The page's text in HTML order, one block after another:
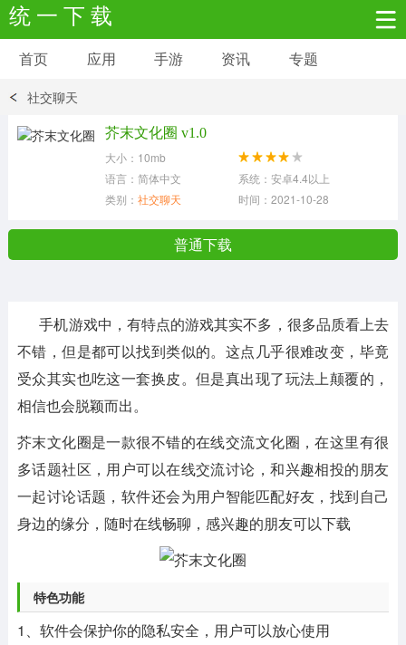
统 一 下 载
安卓应用 安卓游戏
系统工具 其它应用
首页 应用 手游 资讯 专题
社交聊天
芥末文化圈 v1.0
大小：10mb
语言：简体中文
系统：安卓4.4以上
类别： 社交聊天 时间：2021-10-28
普通下载
手机游戏中，有特点的游戏其实不多，很多品质看上去
不错，但是都可以找到类似的。这点几乎很难改变，毕竟
受众其实也吃这一套换皮。但是真出现了玩法上颠覆的，
相信也会脱颖而出。
芥末文化圈是一款很不错的在线交流文化圈，在这里有很
多话题社区，用户可以在线交流讨论，和兴趣相投的朋友
一起讨论话题，软件还会为用户智能匹配好友，找到自己
身边的缘分，随时在线畅聊，感兴趣的朋友可以下载
特色功能
1、软件会保护你的隐私安全，用户可以放心使用